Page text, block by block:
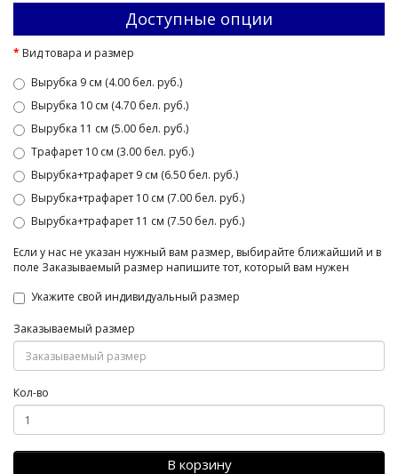
Доступные опции
Вид товара и размер
Вырубка 9 см (4.00 бел. руб.)
Вырубка 10 см (4.70 бел. руб.)
Вырубка 11 см (5.00 бел. руб.)
Трафарет 10 см (3.00 бел. руб.)
Вырубка+трафарет 9 см (6.50 бел. руб.)
Вырубка+трафарет 10 см (7.00 бел. руб.)
Вырубка+трафарет 11 см (7.50 бел. руб.)
Если у нас не указан нужный вам размер, выбирайте ближайший и в
поле Заказываемый размер напишите тот, который вам нужен
Укажите свой индивидуальный размер
Заказываемый размер
Кол-во
В корзину